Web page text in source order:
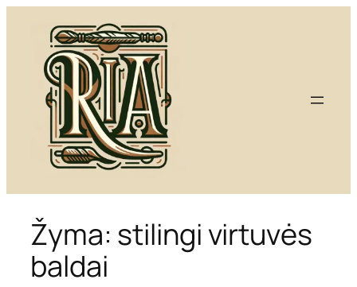
turinio
Žyma: stilingi virtuvės
baldai